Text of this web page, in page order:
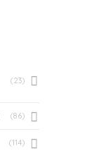
(23)
(86)
(114)